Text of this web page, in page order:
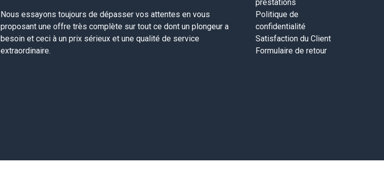
Nous essayons toujours de dépasser vos attentes en vous
proposant une offre très complète sur tout ce dont un plongeur a
besoin et ceci à un prix sérieux et une qualité de service
extraordinaire.
prestations
Politique de
confidentialité
Satisfaction du Client
Formulaire de retour